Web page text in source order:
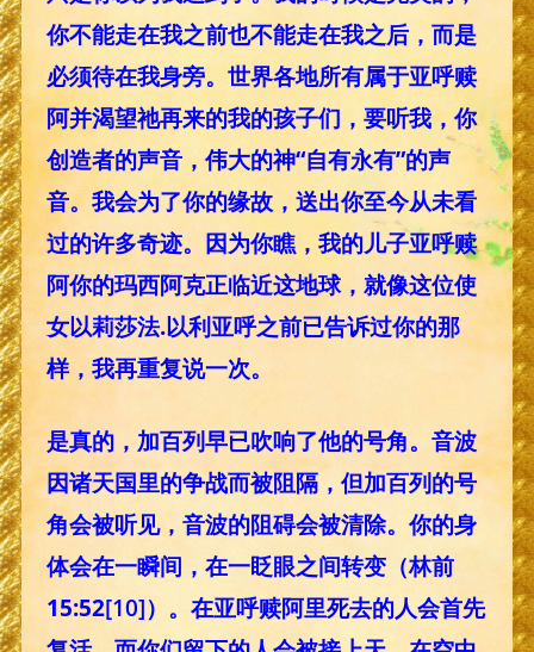
你不能走在我之前也不能走在我之后，而是
必须待在我身旁。世界各地所有属于亚呼赎
阿并渴望祂再来的我的孩子们，要听我，你
创造者的声音，伟大的神“自有永有”的声
音。我会为了你的缘故，送出你至今从未看
过的许多奇迹。因为你瞧，我的儿子亚呼赎
阿你的玛西阿克正临近这地球，就像这位使
女以莉莎法.以利亚呼之前已告诉过你的那
样，我再重复说一次。
是真的，加百列早已吹响了他的号角。音波
因诸天国里的争战而被阻隔，但加百列的号
角会被听见，音波的阻碍会被清除。你的身
体会在一瞬间，在一眨眼之间转变（林前
15:52[10]）。在亚呼赎阿里死去的人会首先